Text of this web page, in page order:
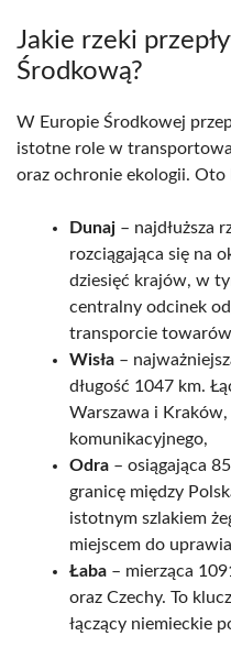
Jakie rzeki
Środkową?
W Europie Środkowej
istotne role w
oraz ochronie ekologii. Oto
Dunaj – najdłuższa
rozciągająca się na
dziesięć krajów, w
centralny odcinek
transporcie
Wisła –
długość 1047 km.
Warszawa i Kraków,
komunikacyjnego,
Odra – osiągająca
granicę między
istotnym szlakiem
miejscem do
Łaba – mierząca
oraz Czechy. To
łączący niemieckie